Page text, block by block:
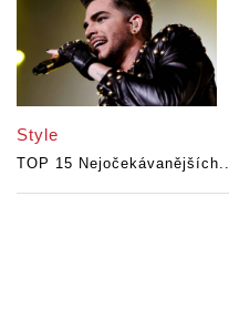
Style
TOP 15 Nejočekávanějších...